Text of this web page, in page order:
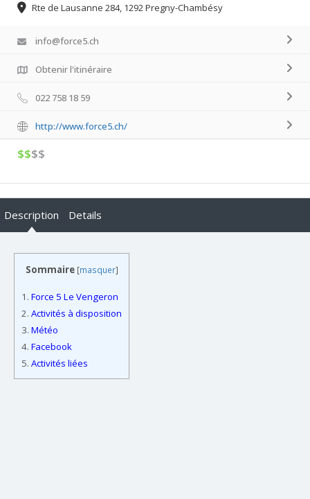
Rte de Lausanne 284, 1292 Pregny-Chambésy
info@force5.ch
Obtenir l'itinéraire
022 758 18 59
http://www.force5.ch/
$$$$
Description Details
Sommaire [masquer]
1. Force 5 Le Vengeron
2. Activités à disposition
3. Météo
4. Facebook
5. Activités liées